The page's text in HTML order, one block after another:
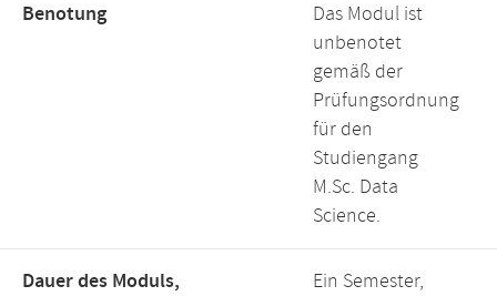
Benotung
Das Modul ist
unbenotet
gemäß der
Prüfungsordnung
für den
Studiengang
M.Sc. Data
Science.
Dauer des Moduls,
Ein Semester,